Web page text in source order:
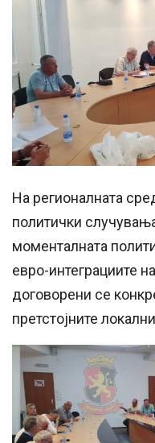
На регионалната
политички
моменталната
евро-интеграциите
договорени се
претстојните